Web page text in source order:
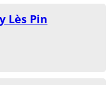
Lès Pin